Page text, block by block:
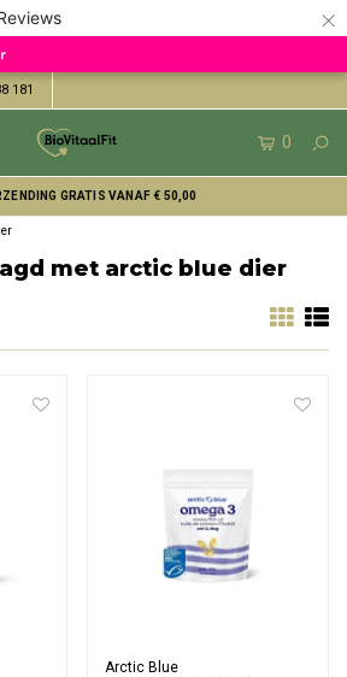
×
181
0
GRATIS VANAF € 50,00
met arctic blue dier
Arctic Blue